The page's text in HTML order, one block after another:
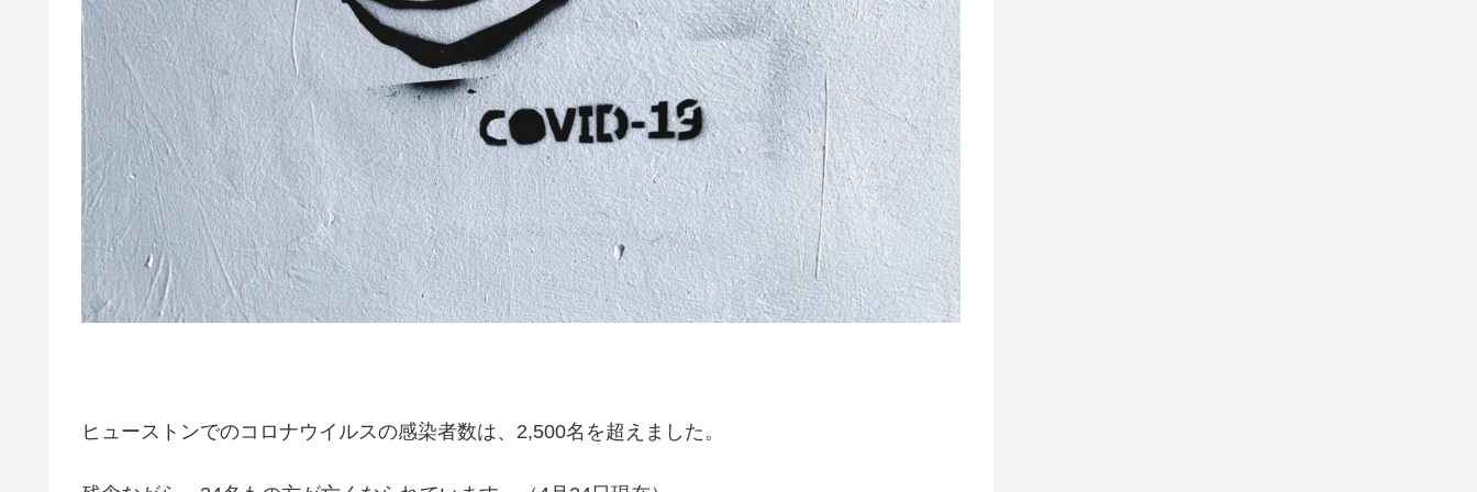
ヒューストンでのコロナウイルスの感染者数は、2,500名を超えました。